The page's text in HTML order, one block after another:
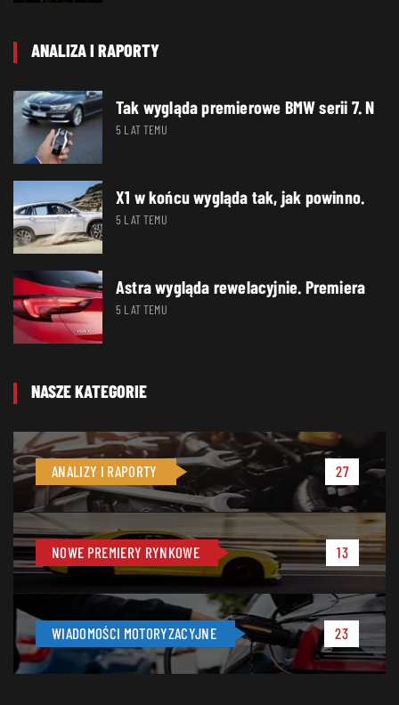
ANALIZA I RAPORTY
Tak wygląda premierowe BMW serii 7. N
5 LAT TEMU
X1 w końcu wygląda tak, jak powinno.
5 LAT TEMU
Astra wygląda rewelacyjnie. Premiera
5 LAT TEMU
NASZE KATEGORIE
ANALIZY I RAPORTY 27
NOWE PREMIERY RYNKOWE 13
WIADOMOŚCI MOTORYZACYJNE 23